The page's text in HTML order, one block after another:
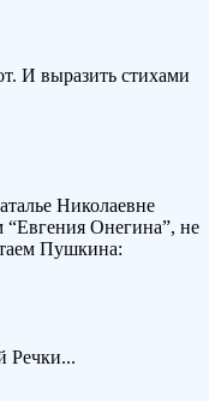
И выразить стихами
Николаевне
“Евгения Онегина”, не
Пушкина:
Речки...